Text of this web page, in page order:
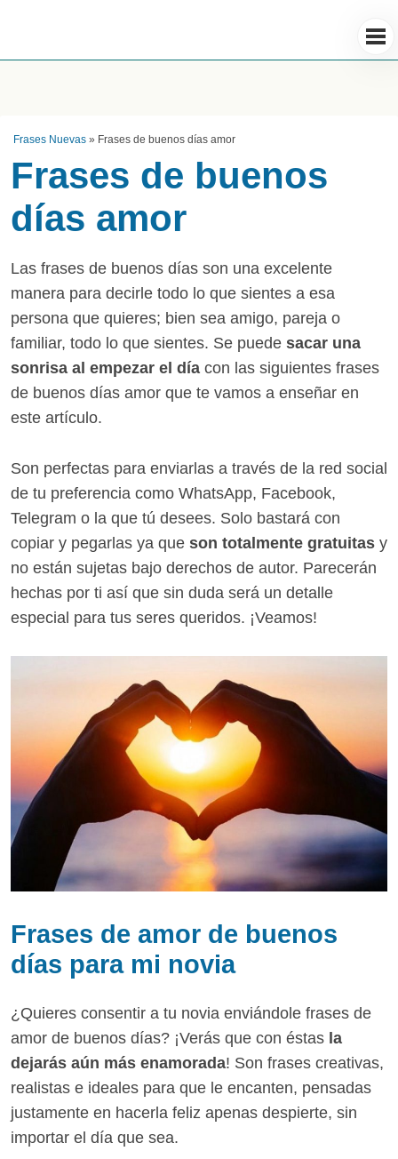
Frases Nuevas » Frases de buenos días amor
Frases de buenos
días amor
Las frases de buenos días son una excelente
manera para decirle todo lo que sientes a esa
persona que quieres; bien sea amigo, pareja o
familiar, todo lo que sientes. Se puede sacar una
sonrisa al empezar el día con las siguientes frases
de buenos días amor que te vamos a enseñar en
este artículo.
Son perfectas para enviarlas a través de la red social
de tu preferencia como WhatsApp, Facebook,
Telegram o la que tú desees. Solo bastará con
copiar y pegarlas ya que son totalmente gratuitas y
no están sujetas bajo derechos de autor. Parecerán
hechas por ti así que sin duda será un detalle
especial para tus seres queridos. ¡Veamos!
Frases de amor de buenos
días para mi novia
¿Quieres consentir a tu novia enviándole frases de
amor de buenos días? ¡Verás que con éstas la
dejarás aún más enamorada! Son frases creativas,
realistas e ideales para que le encanten, pensadas
justamente en hacerla feliz apenas despierte, sin
importar el día que sea.